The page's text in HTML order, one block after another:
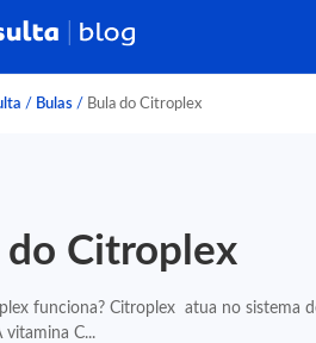
/ Bulas / Bula do Citroplex
do Citroplex
funciona? Citroplex atua no sistema
vitamina C...